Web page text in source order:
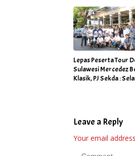
Lepas Peserta Tour
Sulawesi Mercedez
Klasik, PJ Sekda :
Leave a Reply
Your email